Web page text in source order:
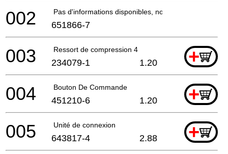
Pas d'informations disponibles, non commandable
002 651866-7
Ressort de compression 4 +
003 234079-1 1.20
Bouton De Commande +
004 451210-6 1.20
Unité de connexion +
005 643817-4 2.88